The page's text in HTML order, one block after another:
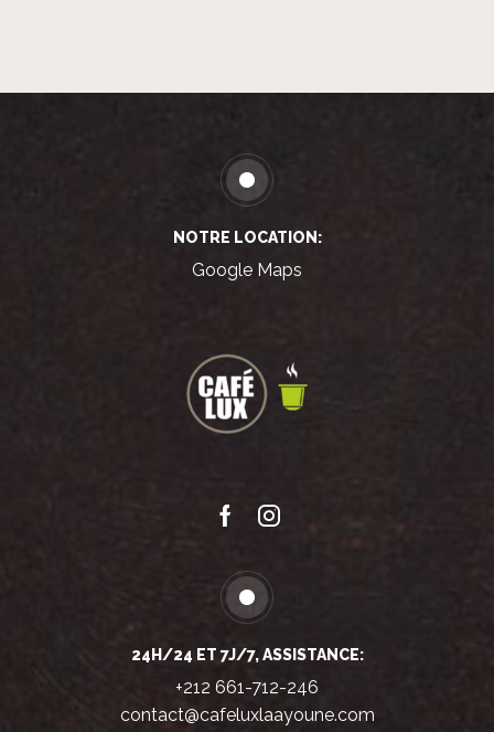
NOTRE LOCATION:
Google Maps
FacebookInstagram
24H/24 ET 7J/7, ASSISTANCE:
+212 661-712-246
contact@cafeluxlaayoune.com